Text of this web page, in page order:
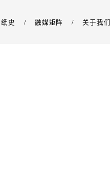
纸史 / 融媒矩阵 / 关于我们